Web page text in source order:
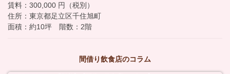
賃料：300,000 円（税別）
住所：東京都足立区千住旭町
面積：約10坪 階数：2階
間借り飲食店のコラム